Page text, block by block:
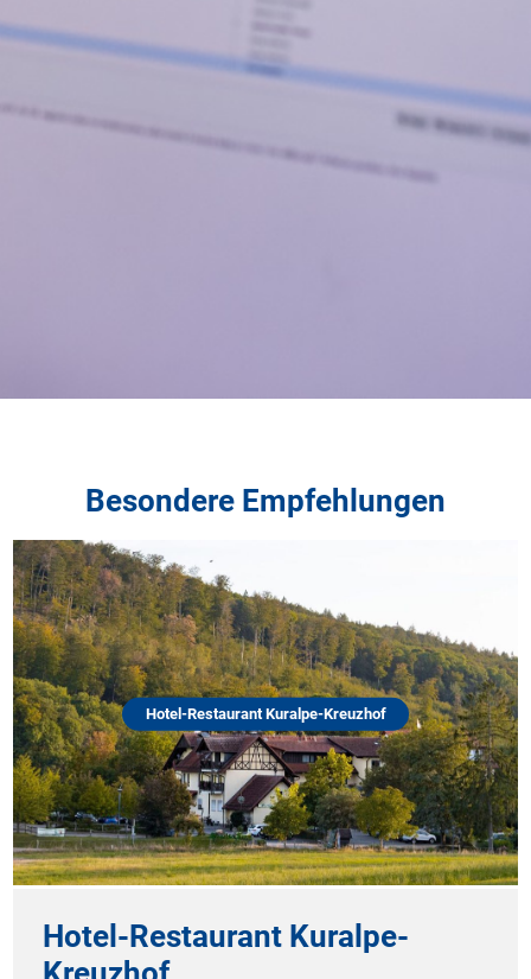
Besondere Empfehlungen
Hotel-Restaurant Kuralpe-Kreuzhof
Hotel-Restaurant Kuralpe-